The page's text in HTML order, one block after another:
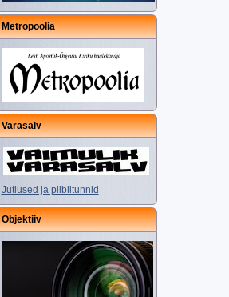
Metropoolia
Varasalv
Jutlused ja piiblitunnid
Objektiiv